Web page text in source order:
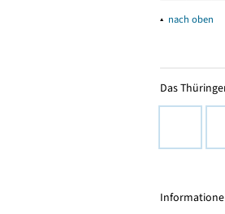
▴ nach oben
Das